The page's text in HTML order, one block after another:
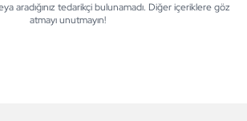
aradığınız tedarikçi bulunamadı. Diğer içeriklere göz
atmayı unutmayın!